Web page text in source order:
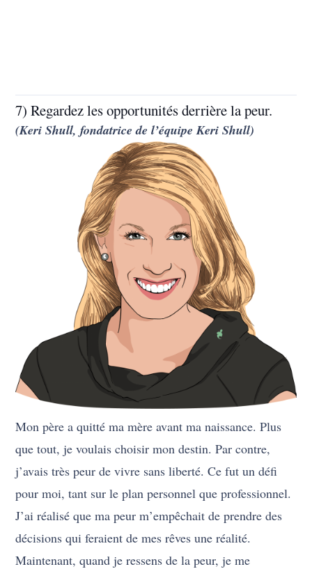
7) Regardez les opportunités derrière la peur.
(Keri Shull, fondatrice de l’équipe Keri Shull)
Mon père a quitté ma mère avant ma naissance. Plus
que tout, je voulais choisir mon destin. Par contre,
j’avais très peur de vivre sans liberté. Ce fut un défi
pour moi, tant sur le plan personnel que professionnel.
J’ai réalisé que ma peur m’empêchait de prendre des
décisions qui feraient de mes rêves une réalité.
Maintenant, quand je ressens de la peur, je me